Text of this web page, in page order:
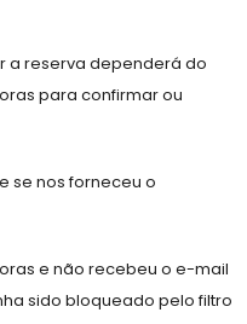
a reserva dependerá do
para confirmar ou
se nos forneceu o
e não recebeu o e-mail
sido bloqueado pelo filtro